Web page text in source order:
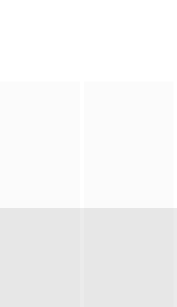
重重难关。
念，让人在捧腹之余感受到人性人情之
东西，宏光无意中伪装成车王与薇薇进